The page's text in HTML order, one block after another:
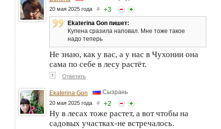
20 мая 2025 года # +3
Ekaterina Gon пишет:
Купена сразила наповал. Мне тоже такое
надо теперь
Не знаю, как у вас, а у нас в Чухонии она
сама по себе в лесу растёт.
↑ Ответить
Ekaterina Gon Сызрань
20 мая 2025 года # +2
Ну в лесах тоже растет, а вот чтобы на
садовых участках-не встречалось.